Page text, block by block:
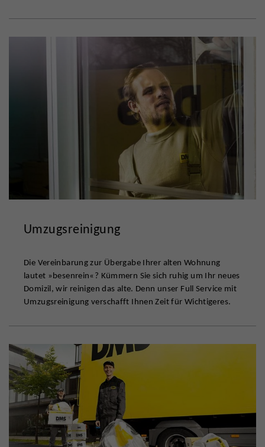
Umzugsreinigung
Die Vereinbarung zur Übergabe Ihrer alten Wohnung
lautet »besenrein«? Kümmern Sie sich ruhig um Ihr neues
Domizil, wir reinigen das alte. Denn unser Full Service mit
Umzugsreinigung verschafft Ihnen Zeit für Wichtigeres.